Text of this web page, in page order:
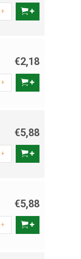
+
€2,18
+
€5,88
+
€5,88
+